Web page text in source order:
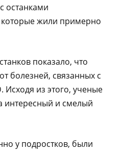
останками
которые жили примерно
показало, что
болезней, связанных с
Исходя из этого, ученые
интересный и смелый
у подростков, были